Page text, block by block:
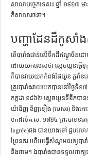
សាលាបច្ចេកទេស៖ ឆ្នាំ ១៩១៧
គឺសាលារចនា។
បញ្ហាដែនដីកូស
តើបារាំងជាន់លើទឹកដីឥណ្ឌូចិន
ដោយយកលេសថា ស្ដេចយួនធ្វើទុក្
ក៏បានវាយយកកំពង់ផែយួន តួរ៉ាននៅ
ត្រូវបារាំងវាយយកបាននៅថ្ងៃទី១
កក្កដា ១៨៦២ ស្ដេចយួនទីឌឹកបាន
យ៉ាឌិញ ឌិញទឿង (មេសរ) និងកោះ
មកដល់គ.ស. ១៨៦៤ ព្រះបាទនរោ
lagrée)ផង បានយាងទៅ ជួបលោ
ព្រៃនគរ ហើយធ្វើសំណូមពរឲ្យបា
និងពាម។ ឯបារាំងបានទទួលពាក្